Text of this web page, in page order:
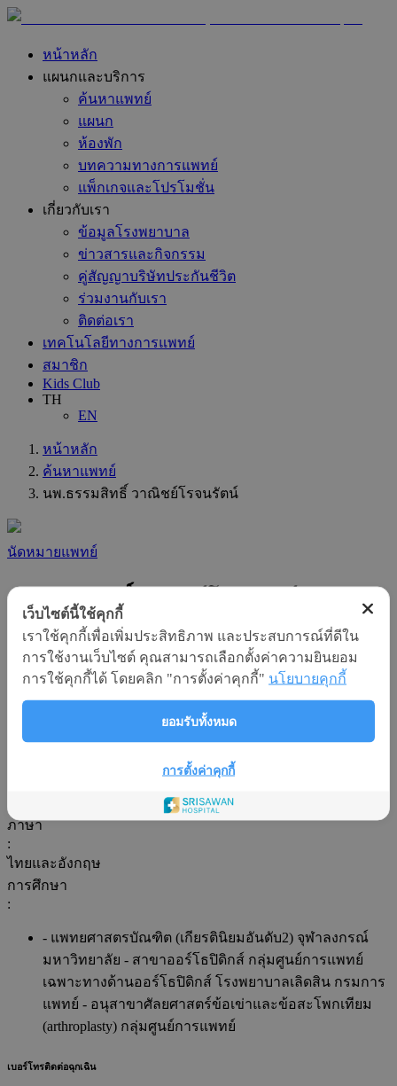
หน้าหลัก
แผนกและบริการ
ค้นหาแพทย์
แผนก
ห้องพัก
บทความทางการแพทย์
แพ็กเกจและโปรโมชั่น
เกี่ยวกับเรา
ข้อมูลโรงพยาบาล
ข่าวสารและกิจกรรม
คู่สัญญาบริษัทประกันชีวิต
ร่วมงานกับเรา
ติดต่อเรา
เทคโนโลยีทางการแพทย์
สมาชิก
Kids Club
TH
EN
หน้าหลัก
ค้นหาแพทย์
นพ.ธรรมสิทธิ์ วาณิชย์โรจนรัตน์
นัดหมายแพทย์
นพ.ธรรมสิทธิ์ วาณิชย์โรจนรัตน์
แผนก
กระดูกและข้อ
ความชำนาญทางสาขา
ศัลยกรรมกระดูกและข้อ
สาขาศัลยศาสตร์ข้อเข่าและสะโพกเทียม
ภาษา
:
ไทยและอังกฤษ
การศึกษา
:
- แพทยศาสตรบัณฑิต (เกียรตินิยมอันดับ2) จุฬาลงกรณ์
มหาวิทยาลัย - สาขาออร์โธปิดิกส์ กลุ่มศูนย์การแพทย์
เฉพาะทางด้านออร์โธปิดิกส์ โรงพยาบาลเลิดสิน กรมการ
แพทย์ - อนุสาขาศัลยศาสตร์ข้อเข่าและข้อสะโพกเทียม
(arthroplasty) กลุ่มศูนย์การแพทย์
เบอร์โทรติดต่อฉุกเฉิน
เว็บไซต์นี้ใช้คุกกี้
เราใช้คุกกี้เพื่อเพิ่มประสิทธิภาพ และประสบการณ์ที่ดีใน
การใช้งานเว็บไซต์ คุณสามารถเลือกตั้งค่าความยินยอม
การใช้คุกกี้ได้ โดยคลิก "การตั้งค่าคุกกี้" นโยบายคุกกี้
ยอมรับทั้งหมด
การตั้งค่าคุกกี้